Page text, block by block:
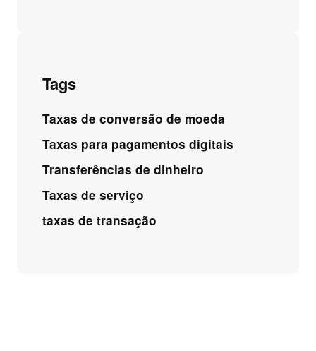
Tags
Taxas de conversão de moeda
Taxas para pagamentos digitais
Transferências de dinheiro
Taxas de serviço
taxas de transação